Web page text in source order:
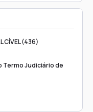
CÍVEL (436)
Termo Judiciário de